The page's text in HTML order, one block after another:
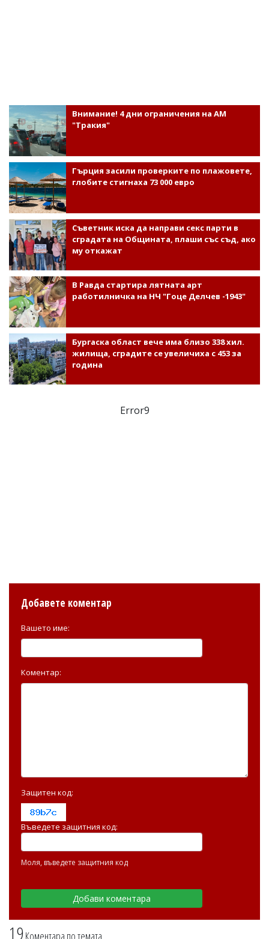
Внимание! 4 дни ограничения на АМ
"Тракия"
Гърция засили проверките по плажовете,
глобите стигнаха 73 000 евро
Съветник иска да направи секс парти в
сградата на Общината, плаши със съд, ако
му откажат
В Равда стартира лятната арт
работилничка на НЧ "Гоце Делчев -1943"
Бургаска област вече има близо 338 хил.
жилища, сградите се увеличиха с 453 за
година
Error9
19Коментара по темата
Добавете коментар
Вашето име:
Коментар:
Защитен код:
Въведете защитния код:
Моля, въведете защитния код